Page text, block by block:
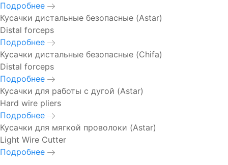
Подробнее
Кусачки дистальные безопасные (Astar)
Distal forceps
Подробнее
Кусачки дистальные безопасные (Chifa)
Distal forceps
Подробнее
Кусачки для работы с дугой (Astar)
Hard wire pliers
Подробнее
Кусачки для мягкой проволоки (Astar)
Light Wire Cutter
Подробнее